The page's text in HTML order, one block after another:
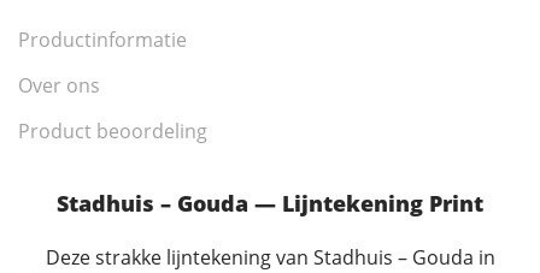
Productinformatie
Over ons
Product beoordeling
Stadhuis – Gouda — Lijntekening Print
Deze strakke lijntekening van Stadhuis – Gouda in